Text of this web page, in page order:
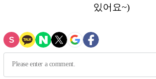
있어요~)